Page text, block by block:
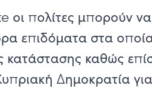
οι πολίτες μπορούν
επιδόματα στα
καθώς
Δημοκρατία